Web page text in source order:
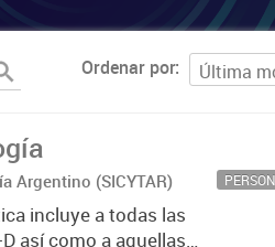
Ordenar por
Argentino (SICYTAR)
incluye a todas las
así como a aquellas